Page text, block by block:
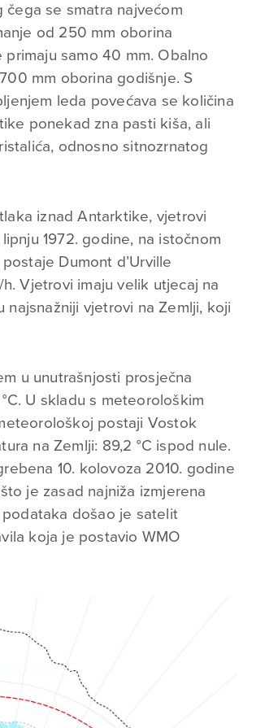
se smatra najvećom
od 250 mm oborina
samo 40 mm. Obalno
mm oborina godišnje. S
leda povećava se količina
ponekad zna pasti kiša, ali
odnosno sitnozrnatog
iznad Antarktike, vjetrovi
1972. godine, na istočnom
Dumont d’Urville
Vjetrovi imaju velik utjecaj na
najsnažniji vjetrovi na Zemlji, koji
u unutrašnjosti prosječna
U skladu s meteorološkim
postaji Vostok
na Zemlji: 89,2 °C ispod nule.
10. kolovoza 2010. godine
je zasad najniža izmjerena
došao je satelit
koja je postavio WMO